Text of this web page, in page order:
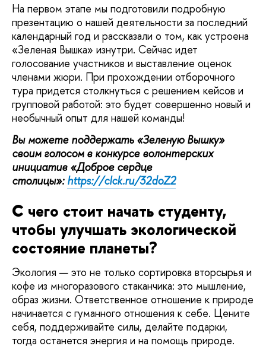
На первом этапе мы подготовили подробную
презентацию о нашей деятельности за последний
календарный год и рассказали о том, как устроена
«Зеленая Вышка» изнутри. Сейчас идет
голосование участников и выставление оценок
членами жюри. При прохождении отборочного
тура придется столкнуться с решением кейсов и
групповой работой: это будет совершенно новый и
необычный опыт для нашей команды!
Вы можете поддержать «Зеленую Вышку»
своим голосом в конкурсе волонтерских
инициатив «Доброе сердце
столицы»: https://clck.ru/32doZ2
С чего стоит начать студенту,
чтобы улучшать экологической
состояние планеты?
Экология — это не только сортировка вторсырья и
кофе из многоразового стаканчика: это мышление,
образ жизни. Ответственное отношение к природе
начинается с гуманного отношения к себе. Цените
себя, поддерживайте силы, делайте подарки,
тогда останется энергия и на помощь природе.